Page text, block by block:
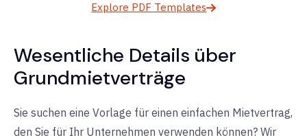
Explore PDF Templates
Wesentliche Details über
Grundmietverträge
Sie suchen eine Vorlage für einen einfachen Mietvertrag,
den Sie für Ihr Unternehmen verwenden können? Wir